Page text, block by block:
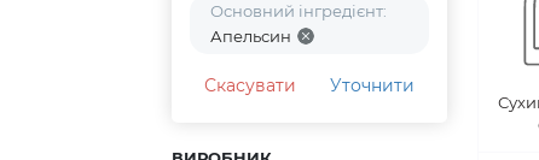
Основний інгредієнт:
Апельсин
Скасувати Уточнити